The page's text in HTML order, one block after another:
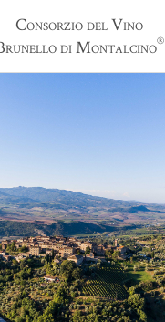
Consorzio del Vino
di Montalcino®